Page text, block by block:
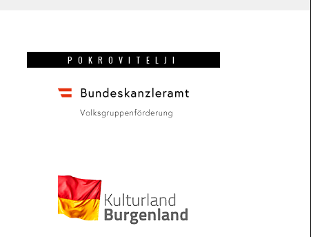
POKROVITELJI